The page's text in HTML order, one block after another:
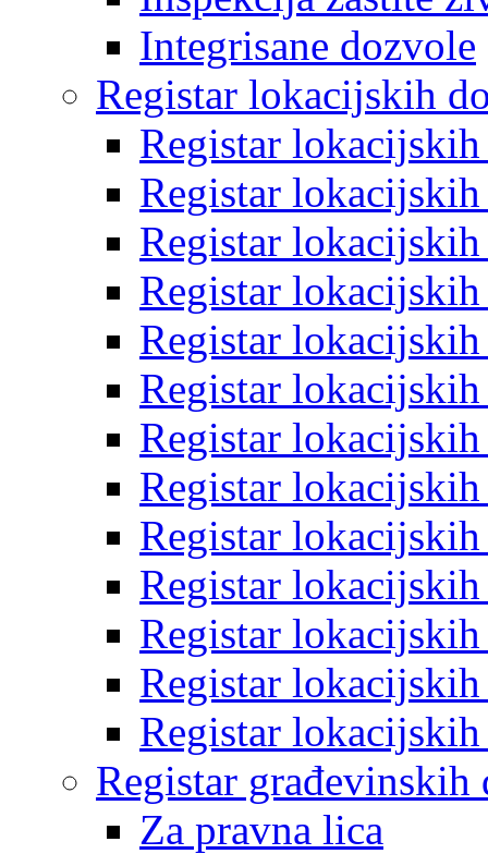
Integrisane dozvole
Registar lokacijskih
Registar
Registar
Registar
Registar
Registar
Registar
Registar
Registar
Registar
Registar
Registar
Registar
Registar
Registar građevinskih
Za pravna lica